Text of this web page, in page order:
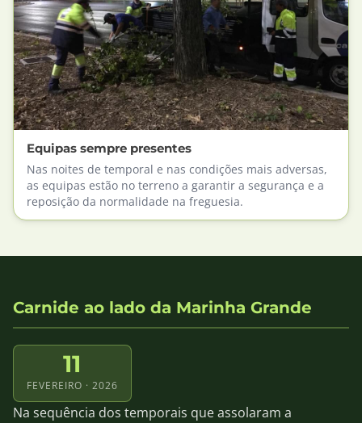
Equipas sempre presentes
Nas noites de temporal e nas condições mais adversas,
as equipas estão no terreno a garantir a segurança e a
reposição da normalidade na freguesia.
Carnide ao lado da Marinha Grande
11
FEVEREIRO · 2026
Na sequência dos temporais que assolaram a